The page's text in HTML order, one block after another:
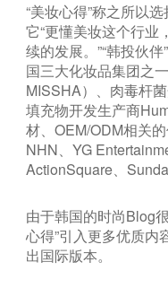
“美妆心得”称之所以
它“更懂美妆这个行业
续的发展。”“韩投伙
国三大化妆品集团之
MISSHA）、肉毒杆
填充物开发生产商
材、OEM/ODM相关
NHN、YG
ActionSquare、
由于韩国的时尚Blog
心得”引入更多优质内
出国际版本。